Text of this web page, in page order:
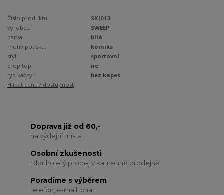
Číslo produktu:
SKJ013
výrobce:
SWEEP
barva:
bílá
motiv potisku:
komiks
styl:
sportovní
crop top:
ne
typ kapsy:
bez kapes
Hlídat cenu / dostupnost
Doprava již od 60,-
na výdejní místa
Osobní zkušenosti
Dlouholetý prodej v kamenné prodejně
Poradíme s výběrem
telefon, e-mail, chat